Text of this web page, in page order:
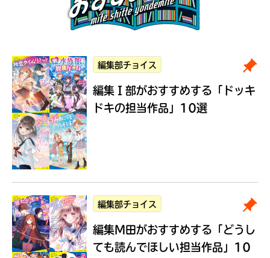
編集部チョイス
編集Ｉ部がおすすめする 「ドッキ
ドキの担当作品」10選
編集部チョイス
編集M田がおすすめする 「どうし
ても読んでほしい担当作品」10